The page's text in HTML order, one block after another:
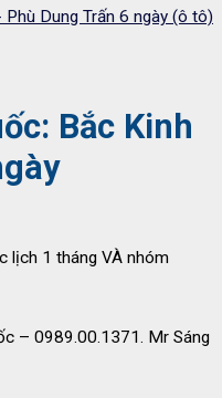
Dung Trấn 6 ngày (ô tô)
₫. Bắc Kinh
lịch 1 tháng VÀ nhóm
– 0989.00.1371. Mr Sáng